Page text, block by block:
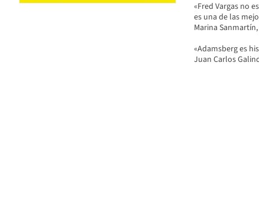
«Fred Vargas no
es una de las
Marina Sanmartín,
«Adamsberg es
Juan Carlos